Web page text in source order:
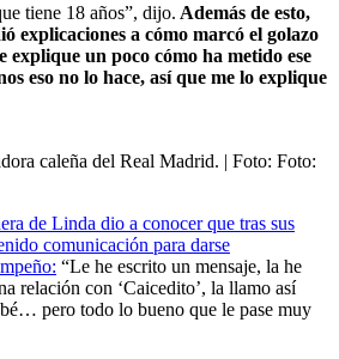
tiene 18 años”, dijo. Además de esto,
explicaciones a cómo marcó el golazo
explique un poco cómo ha metido ese
eso no lo hace, así que me lo explique
caleña del Real Madrid. | Foto: Foto:
de Linda dio a conocer que tras sus
comunicación para darse
“Le he escrito un mensaje, la he
relación con ‘Caicedito’, la llamo así
pero todo lo bueno que le pase muy